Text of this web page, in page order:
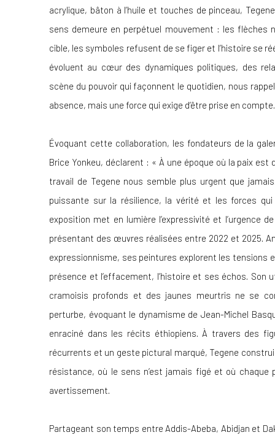
acrylique, bâton à l’huile et touches de pinceau,
sens demeure en perpétuel mouvement : les flèches
cible, les symboles refusent de se figer et l’histoire se
évoluent au cœur des dynamiques politiques, des
scène du pouvoir qui façonnent le quotidien, nous
absence, mais une force qui exige d’être prise en compte.
Évoquant cette collaboration, les fondateurs de la
Brice Yonkeu, déclarent : « À une époque où la paix
travail de Tegene nous semble plus urgent que
puissante sur la résilience, la vérité et les forces
exposition met en lumière l’expressivité et l’urgence
présentant des œuvres réalisées entre 2022 et 2025.
expressionnisme, ses peintures explorent les tensions
présence et l’effacement, l’histoire et ses échos. Son
cramoisis profonds et des jaunes meurtris ne se
perturbe, évoquant le dynamisme de Jean-Michel
enraciné dans les récits éthiopiens. À travers des
récurrents et un geste pictural marqué, Tegene
résistance, où le sens n’est jamais figé et où
avertissement.
Partageant son temps entre Addis-Abeba, Abidjan et